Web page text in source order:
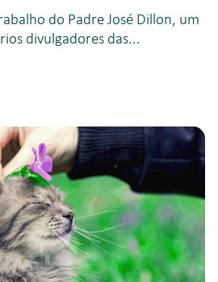
do Padre José Dillon, um
divulgadores das...